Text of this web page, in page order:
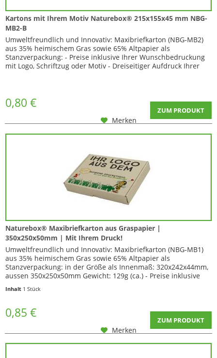
Kartons mit Ihrem Motiv Naturebox® 215x155x45 mm NBG-
MB2-B
Umweltfreundlich und Innovativ: Maxibriefkarton (NBG-MB2)
aus 35% heimischem Gras sowie 65% Altpapier als
Stanzverpackung: - Preise inklusive Ihrer Wunschbedruckung
mit Logo, Schriftzug oder Motiv - Dreiseitiger Aufdruck Ihrer
0,80 € ZUM PRODUKT
Merken
Naturebox® Maxibriefkarton aus Graspapier |
350x250x50mm | Mit Ihrem Druck!
Umweltfreundlich und Innovativ: Maxibriefkarton (NBG-MB1)
aus 35% heimischem Gras sowie 65% Altpapier als
Stanzverpackung: in der Größe als Innenmaß: 320x242x44mm,
aussen 350x250x50mm Gewicht: 129g (ca.) - Preise inklusive
Inhalt 1 Stück
0,85 € ZUM PRODUKT
Merken